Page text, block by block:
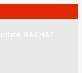
BAKHAT